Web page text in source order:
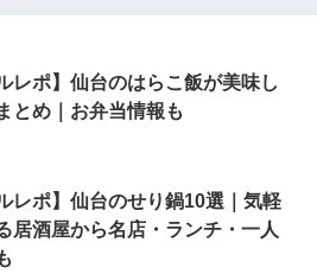
レポ】仙台のはらこ飯が美味し
とめ｜お弁当情報も
レポ】仙台のせり鍋10選｜気軽
居酒屋から名店・ランチ・一人